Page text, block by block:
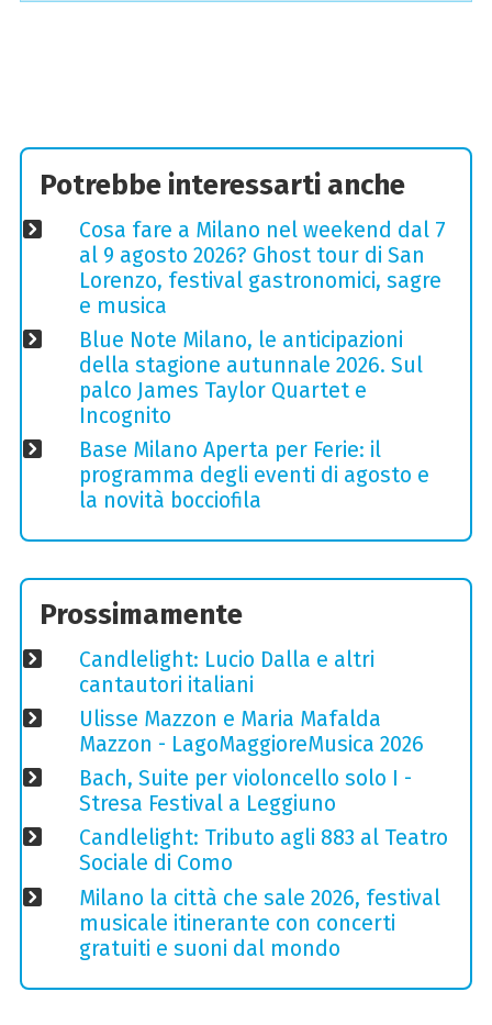
Potrebbe interessarti anche
Cosa fare a Milano nel weekend dal 7
al 9 agosto 2026? Ghost tour di San
Lorenzo, festival gastronomici, sagre
e musica
Blue Note Milano, le anticipazioni
della stagione autunnale 2026. Sul
palco James Taylor Quartet e
Incognito
Base Milano Aperta per Ferie: il
programma degli eventi di agosto e
la novità bocciofila
Prossimamente
Candlelight: Lucio Dalla e altri
cantautori italiani
Ulisse Mazzon e Maria Mafalda
Mazzon - LagoMaggioreMusica 2026
Bach, Suite per violoncello solo I -
Stresa Festival a Leggiuno
Candlelight: Tributo agli 883 al Teatro
Sociale di Como
Milano la città che sale 2026, festival
musicale itinerante con concerti
gratuiti e suoni dal mondo